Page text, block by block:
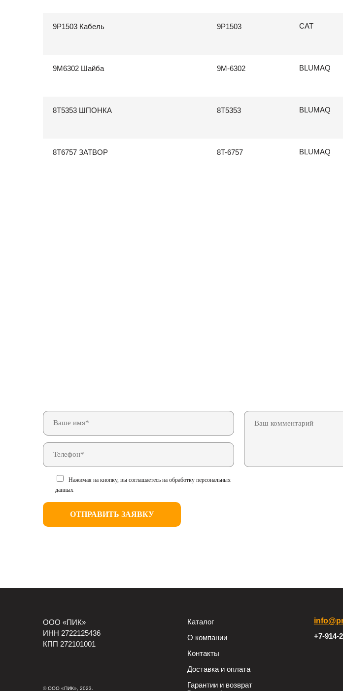
9P1503 Кабель 9P1503 CAT
9M6302 Шайба 9M-6302 BLUMAQ
8T5353 ШПОНКА 8T5353 BLUMAQ
8T6757 ЗАТВОР 8T-6757 BLUMAQ
Нажимая на кнопку, вы соглашаетесь на обработку персональных
данных
ОТПРАВИТЬ ЗАЯВКУ
ООО «ПИК»
ИНН 2722125436
КПП 272101001
© ООО «ПИК», 2023.
Каталог
О компании
Контакты
Доставка и оплата
Гарантии и возврат
+7-914-